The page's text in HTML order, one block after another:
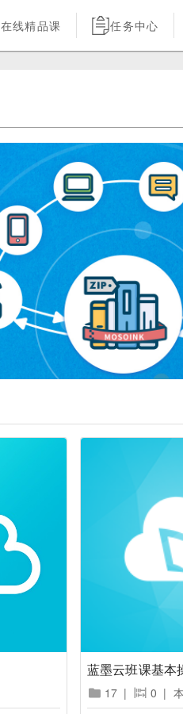
在线精品课 任务中心
蓝墨云班课基本
17 | 0 |